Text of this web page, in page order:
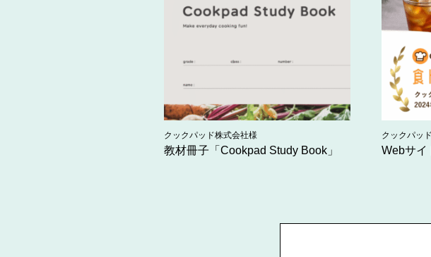
クックパッド株式会社様
教材冊子「Cookpad Study Book」
クックパッ
Webサイ